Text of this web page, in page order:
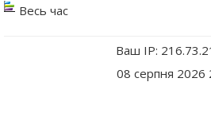
Весь час
Ваш IP:
08 серпня 2026